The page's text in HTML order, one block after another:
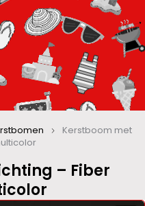
– Fiber
Kerstboom met